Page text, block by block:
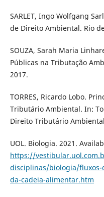
SARLET, Ingo Wolfgang
de Direito Ambiental. Rio
SOUZA, Sarah Maria
Públicas na Tributação
2017.
TORRES, Ricardo Lobo.
Tributário Ambiental. In:
Direito Tributário
UOL. Biologia. 2021.
https://
disciplinas/biologia/fluxos-
da-cadeia-alimentar.htm